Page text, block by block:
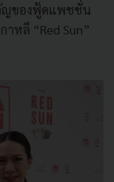
ญของฟู้ดแพชชั่น
หลี “Red Sun”